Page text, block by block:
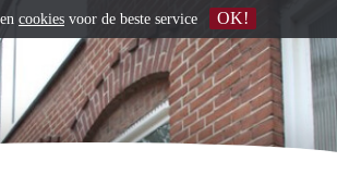
cookies voor de beste service OK!